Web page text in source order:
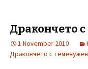
Дракончето
1 November 2010
Дракончето с